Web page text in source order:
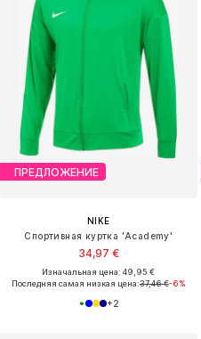
ПРЕДЛОЖЕНИЕ
NIKE
Спортивная куртка 'Academy'
34,97 €
Изначальная цена: 49,95 €
Последняя самая низкая цена:37,46 €-6%
+2